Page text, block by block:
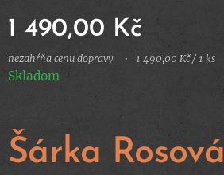
1 490,00 Kč
nezahŕňa cenu dopravy 1 490,00 Kč / 1 ks
Skladom
Šárka Rosová